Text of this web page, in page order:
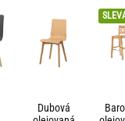
Dubová